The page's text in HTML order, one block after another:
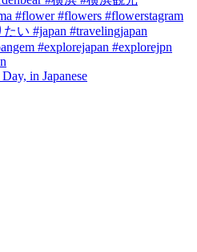
in Japanese